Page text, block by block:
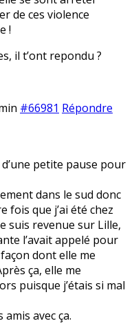
de ces violence
!
il t’ont repondu ?
#66981 Répondre
petite pause pour
dans le sud donc
fois que j’ai été chez
suis revenue sur Lille,
l’avait appelé pour
dont elle me
ça, elle me
puisque j’étais si mal
avec ça.